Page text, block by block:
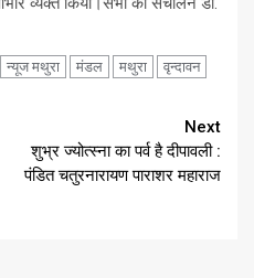
न्यूज मथुरा मंडल मथुरा
वृन्दावन
Next
शुभ्र ज्योत्स्ना का पर्व है दीपावली :
पंडित चतुरनारायण पाराशर महाराज